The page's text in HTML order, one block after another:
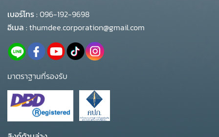
เบอร์โทร :096-192-9698
อีเมล :thumdee.corporation@gmail.com
มาตราฐานที่รองรับ